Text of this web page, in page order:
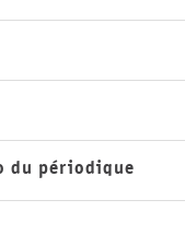
du périodique